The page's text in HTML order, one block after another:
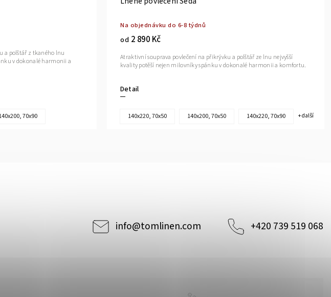
a polštář z tkaného lnu
v dokonalé harmonii a
70x90
Na objednávku do 6-8 týdnů
od 2 890 Kč
Detail
Atraktivní souprava povlečení na přikrývku a polštář ze lnu nejvyšší
kvality potěší nejen milovníky spánku v dokonalé harmonii a komfortu.
140x220, 70x50 140x200, 70x50 140x220, 70x90 + další
info@tomlinen.com +420 739 519 068